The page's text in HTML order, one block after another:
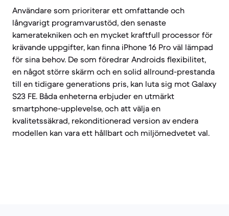
Användare som prioriterar ett omfattande och
långvarigt programvarustöd, den senaste
kameratekniken och en mycket kraftfull processor för
krävande uppgifter, kan finna iPhone 16 Pro väl lämpad
för sina behov. De som föredrar Androids flexibilitet,
en något större skärm och en solid allround-prestanda
till en tidigare generations pris, kan luta sig mot Galaxy
S23 FE. Båda enheterna erbjuder en utmärkt
smartphone-upplevelse, och att välja en
kvalitetssäkrad, rekonditionerad version av endera
modellen kan vara ett hållbart och miljömedvetet val.